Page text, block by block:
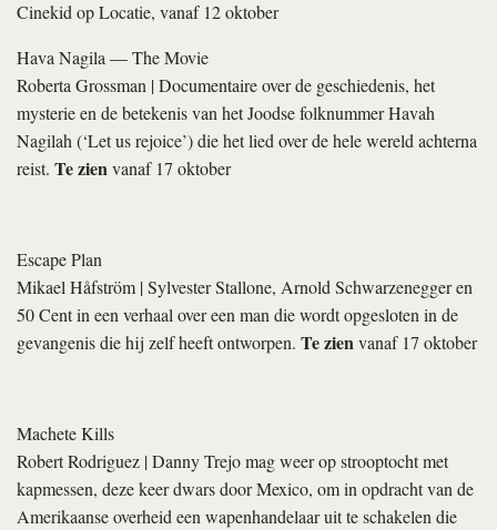
Cinekid op Locatie, vanaf 12 oktober
Hava Nagila — The Movie
Roberta Grossman | Documentaire over de geschiedenis, het
mysterie en de betekenis van het Joodse folknummer Havah
Nagilah (‘Let us rejoice’) die het lied over de hele wereld achterna
reist. Te zienvanaf 17 oktober
Escape Plan
Mikael Håfström | Sylvester Stallone, Arnold Schwarzenegger en
50 Cent in een verhaal over een man die wordt opgesloten in de
gevangenis die hij zelf heeft ontworpen. Te zienvanaf 17 oktober
Machete Kills
Robert Rodriguez | Danny Trejo mag weer op strooptocht met
kapmessen, deze keer dwars door Mexico, om in opdracht van de
Amerikaanse overheid een wapenhandelaar uit te schakelen die